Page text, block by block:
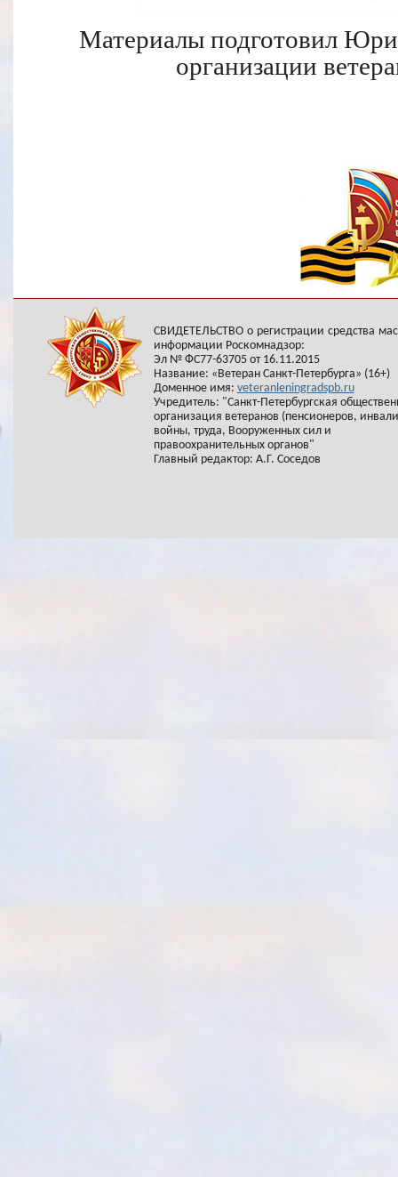
Материалы подготовил
организации
СВИДЕТЕЛЬСТВО о регистрации средства
информации Роскомнадзор:
Эл № ФС77-63705 от 16.11.2015
Название: «Ветеран Санкт-Петербурга» (16+)
Доменное имя: veteranleningradspb.ru
Учредитель: "Санкт-Петербургская
организация ветеранов (пенсионеров,
войны, труда, Вооруженных сил и
правоохранительных органов"
Главный редактор: А.Г. Соседов